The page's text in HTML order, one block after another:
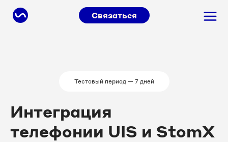
Связаться
Тестовый период — 7 дней
Интеграция
телефонии UIS и StomX